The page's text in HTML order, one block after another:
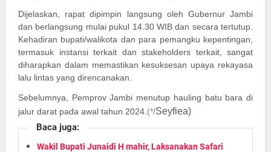
Dijelaskan, rapat dipimpin langsung oleh Gubernur Jambi
dan berlangsung mulai pukul 14.30 WIB dan secara tertutup.
Kehadiran bupati/walikota dan para pemangku kepentingan,
termasuk instansi terkait dan stakeholders terkait, sangat
diharapkan dalam memastikan kesuksesan upaya rekayasa
lalu lintas yang direncanakan.
Sebelumnya, Pemprov Jambi menutup hauling batu bara di
jalur darat pada awal tahun 2024. (*/Seyfiea)
Baca juga:
Wakil Bupati Junaidi H mahir, Laksanakan Safari